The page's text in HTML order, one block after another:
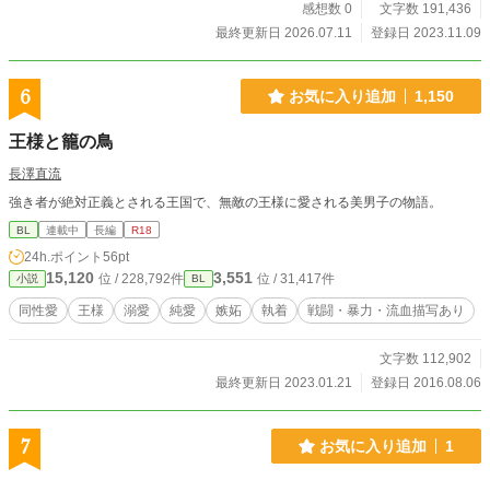
せが舞い込んでくる。 注意⚠ ※月に叢雲、花に風の続編で
要人物など説明を入れております。 ※TLというより官能小
説。 ※無理矢理、凌辱表現があり、愛され主人公で逆ハーレ
ムでヒーロー以外との性行為のシーンがあります。 ※神話や
感想数 0
文字数 191,436
最終更新日 2026.07.11
登録日 2023.11.09
6 お気に入り追加 1,150
王様と籠の鳥
長澤直流
強き者が絶対正義とされる王国で、無敵の王様に愛される美男子の物語。
BL 連載中 長編 R18
24h.ポイント 56pt
小説 15,120 位 / 228,792件 BL 3,551 位 / 31,417件
同性愛 王様 溺愛 純愛 嫉妬 執着 戦闘・暴力・流血描写あり
文字数 112,902
最終更新日 2023.01.21
登録日 2016.08.06
7 お気に入り追加 1